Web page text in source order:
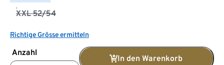
XXL 52/54
Richtige Grösse ermitteln
Anzahl
In den Warenkorb